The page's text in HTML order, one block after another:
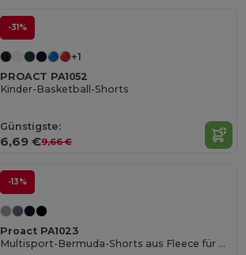
-31%
+1
PROACT PA1052
Kinder-Basketball-Shorts
Günstigste:
6,69 €9,66 €
-13%
Proact PA1023
Multisport-Bermuda-Shorts aus Fleece für Kinder